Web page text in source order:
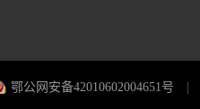
鄂公网安备42010602004651号